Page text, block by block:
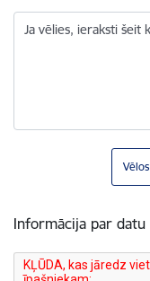
Ja vēlies, ieraksti šeit
Informācija par datu